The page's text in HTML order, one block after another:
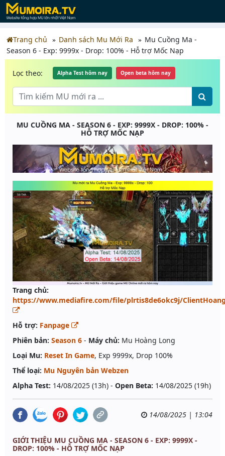
Trang chủ Danh sách Mu Mới Ra
Mu Cuồng Ma -
Season 6 - Exp: 9999x - Drop: 100% - Hỗ trợ Mốc Nạp
Lọc theo: Alpha Test hôm nay Open beta hôm nay
MU CUỒNG MA - SEASON 6 - EXP: 9999X - DROP: 100% -
HỖ TRỢ MỐC NẠP
Trang chủ:
https://www.mediafire.com/file/plrtis8de6okc9j/
Hỗ trợ: Fanpage
Phiên bản: Season 6 - Máy chủ: Mu Hoàng Long
Loại Mu: Reset In Game, Exp 9999x, Drop 100%
Thể loại: Mu Nguyên bản Webzen
Alpha Test: 14/08/2025 (13h) - Open Beta: 14/08/2025 (19h)
14/08/2025 | 13:04
GIỚI THIỆU MU CUỒNG MA - SEASON 6 - EXP: 9999X -
DROP: 100% - HỖ TRỢ MỐC NẠP